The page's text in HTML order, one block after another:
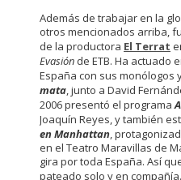
Además de trabajar en la
otros mencionados arriba,
de la productora El Terrat
Evasión de ETB. Ha actuado
España con sus monólogos
mata, junto a David
2006 presentó el programa
Joaquín Reyes, y también
en Manhattan,
en el Teatro Maravillas de
gira por toda España. Así
pateado solo y en compañía.